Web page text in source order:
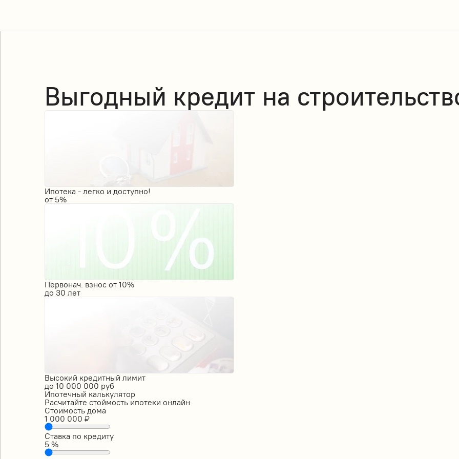
Выгодный кредит на
Ипотека - легко и доступно!
от 5%
Первонач. взнос от 10%
до 30 лет
Высокий кредитный лимит
до 10 000 000 руб
Ипотечный калькулятор
Расчитайте стоймость ипотеки онлайн
Стоимость дома
1 000 000 ₽
Ставка по кредиту
5 %